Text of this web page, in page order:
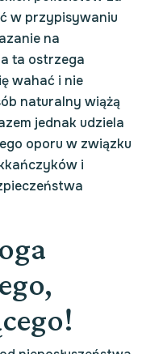
w przypisywaniu
na
ta ostrzega
wahać i nie
naturalny wiążą
jednak udziela
oporu w związku
i